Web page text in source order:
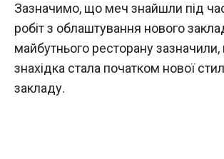
Зазначимо, що меч знайшли під
робіт з облаштування нового
майбутнього ресторану зазначили,
знахідка стала початком нової
закладу.